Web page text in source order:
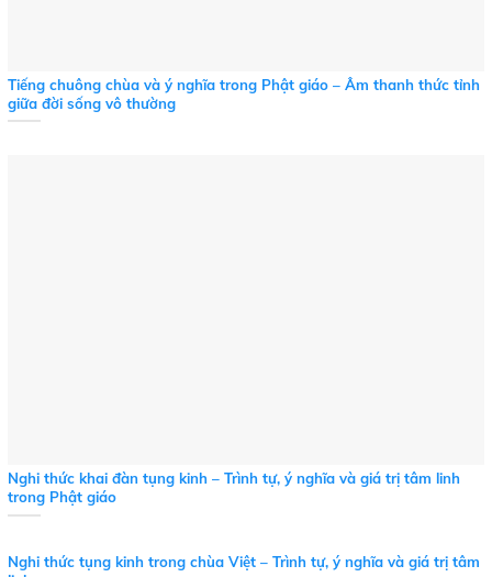
Tiếng chuông chùa và ý nghĩa trong Phật giáo – Âm thanh thức tỉnh
giữa đời sống vô thường
Nghi thức khai đàn tụng kinh – Trình tự, ý nghĩa và giá trị tâm linh
trong Phật giáo
Nghi thức tụng kinh trong chùa Việt – Trình tự, ý nghĩa và giá trị tâm